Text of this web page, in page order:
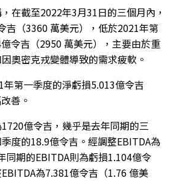
在截至2022年3月31日的三個月內，
吉（3360 萬美元），低於2021年第
令吉（2950 萬美元），主要由於重
奧密克戎變體導致的需求疲軟。
第一季度的淨虧損5.013億令吉
善。
億令吉，幾乎是去年同期的三
度的18.9億令吉。經調整EBITDA為
同期的EBITDA則為虧損1.104億令
為7.381億令吉（1.76 億美